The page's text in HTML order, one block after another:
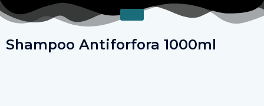
Vai
al
Shampoo Antiforfora 1000ml